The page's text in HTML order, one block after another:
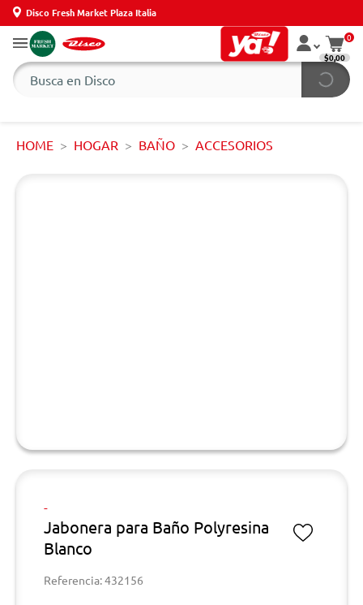
Disco Fresh Market Plaza Italia
0
$0,00
HOME HOGAR BAÑO ACCESORIOS
-
Jabonera para Baño Polyresina
Blanco
Referencia: 432156